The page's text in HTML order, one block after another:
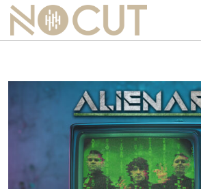
Artists – Filters
Releases
Events
News